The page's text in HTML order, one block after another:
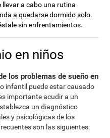
a cabo una rutina
a quedarse dormido solo.
sin enfrentamientos.
en niños
los problemas de sueño en
infantil puede estar causado
importante acudir a un
un diagnóstico
y psicológicas de los
son las siguientes: